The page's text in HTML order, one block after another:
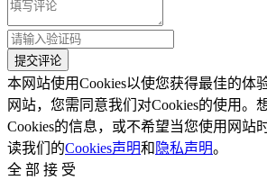
本网站使用Cookies以使您获得最佳的体
网站，您需同意我们对Cookies的使用。
Cookies的信息，或不希望当您使用网站
读我们的Cookies声明和 隐私声明。
全 部 接 受